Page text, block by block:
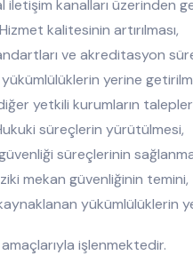
kanalları üzerinden
kalitesinin artırılması,
ve akreditasyon
yerine
yetkili kurumların
süreçlerin yürütülmesi,
süreçlerinin
mekan güvenliğinin temini,
yükümlülüklerin
amaçlarıyla işlenmektedir.